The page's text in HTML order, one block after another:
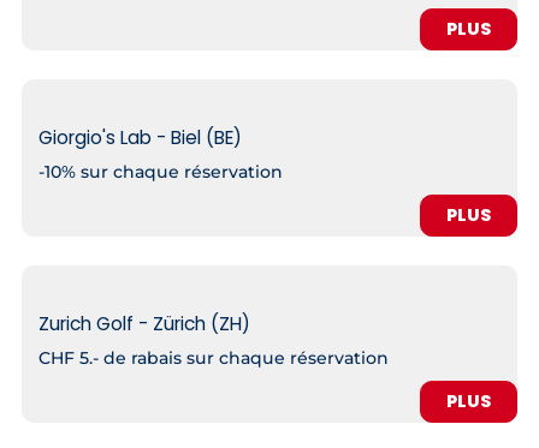
PLUS
Giorgio's Lab - Biel (BE)
-10% sur chaque réservation
PLUS
Zurich Golf - Zürich (ZH)
CHF 5.- de rabais sur chaque réservation
PLUS